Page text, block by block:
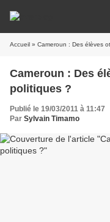
Accueil » Cameroun : Des élèves
Cameroun : Des
politiques ?
Publié le 19/03/2011 à 11:47
Par Sylvain Timamo